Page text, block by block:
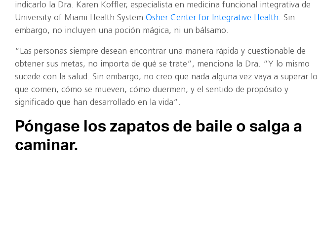
indicarlo la Dra. Karen Koffler, especialista en medicina funcional integrativa de
University of Miami Health System Osher Center for Integrative Health. Sin
embargo, no incluyen una poción mágica, ni un bálsamo.
“Las personas siempre desean encontrar una manera rápida y cuestionable de
obtener sus metas, no importa de qué se trate”, menciona la Dra. “Y lo mismo
sucede con la salud. Sin embargo, no creo que nada alguna vez vaya a superar lo
que comen, cómo se mueven, cómo duermen, y el sentido de propósito y
significado que han desarrollado en la vida”.
Póngase los zapatos de baile o salga a
caminar.